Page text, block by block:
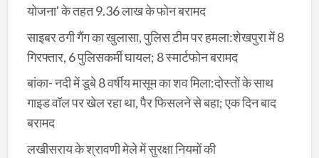
योजना' के तहत 9.36 लाख के फोन बरामद
साइबर ठगी गैंग का खुलासा, पुलिस टीम पर हमला:शेखपुरा में 8
गिरफ्तार, 6 पुलिसकर्मी घायल; 8 स्मार्टफोन बरामद
बांका- नदी में डूबे 8 वर्षीय मासूम का शव मिला:दोस्तों के साथ
गाइड वॉल पर खेल रहा था, पैर फिसलने से बहा; एक दिन बाद
बरामद
लखीसराय के श्रावणी मेले में सुरक्षा नियमों की